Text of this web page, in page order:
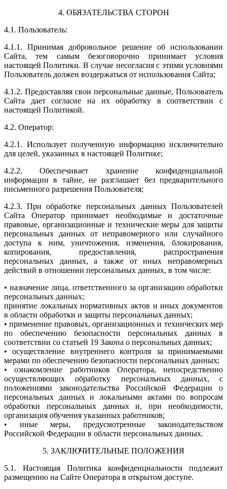
4. ОБЯЗАТЕЛЬСТВА СТОРОН
4.1. Пользователь:
4.1.1. Принимая добровольное решение об использовании
Сайта, тем самым безоговорочно принимает условия
настоящей Политики. В случае несогласия с этими условиями
Пользователь должен воздержаться от использования Сайта;
4.1.2. Предоставляя свои персональные данные, Пользователь
Сайта дает согласие на их обработку в соответствии с
настоящей Политикой.
4.2. Оператор:
4.2.1. Использует полученную информацию исключительно
для целей, указанных в настоящей Политике;
4.2.2. Обеспечивает хранение конфиденциальной
информации в тайне, не разглашает без предварительного
письменного разрешения Пользователя;
4.2.3. При обработке персональных данных Пользователей
Сайта Оператор принимает необходимые и достаточные
правовые, организационные и технические меры для защиты
персональных данных от неправомерного или случайного
доступа к ним, уничтожения, изменения, блокирования,
копирования, предоставления, распространения
персональных данных, а также от иных неправомерных
действий в отношении персональных данных, в том числе:
• назначение лица, ответственного за организацию обработки
персональных данных;
принятие локальных нормативных актов и иных документов
в области обработки и защиты персональных данных;
• применение правовых, организационных и технических мер
по обеспечению безопасности персональных данных в
соответствии со статьей 19 Закона о персональных данных;
• осуществление внутреннего контроля за принимаемыми
мерами по обеспечению безопасности персональных данных;
• ознакомление работников Оператора, непосредственно
осуществляющих обработку персональных данных, с
положениями законодательства Российской Федерации о
персональных данных и локальными актами по вопросам
обработки персональных данных и, при необходимости,
организация обучения указанных работников;
• иные меры, предусмотренные законодательством
Российской Федерации в области персональных данных.
5. ЗАКЛЮЧИТЕЛЬНЫЕ ПОЛОЖЕНИЯ
5.1. Настоящая Политика конфиденциальности подлежит
размещению на Сайте Оператора в открытом доступе.